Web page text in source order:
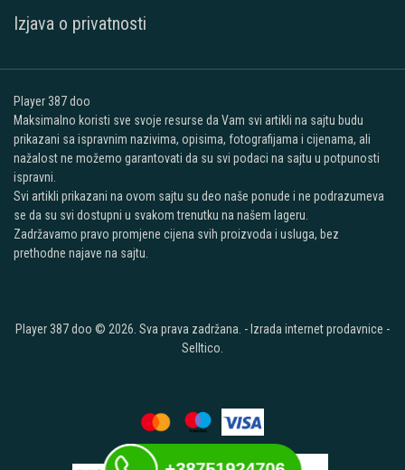
Izjava o privatnosti
Player 387 doo
Maksimalno koristi sve svoje resurse da Vam svi artikli na sajtu budu
prikazani sa ispravnim nazivima, opisima, fotografijama i cijenama, ali
nažalost ne možemo garantovati da su svi podaci na sajtu u potpunosti
ispravni.
Svi artikli prikazani na ovom sajtu su deo naše ponude i ne podrazumeva
se da su svi dostupni u svakom trenutku na našem lageru.
Zadržavamo pravo promjene cijena svih proizvoda i usluga, bez
prethodne najave na sajtu.
Player 387 doo © 2026. Sva prava zadržana. - Izrada internet prodavnice -
Selltico.